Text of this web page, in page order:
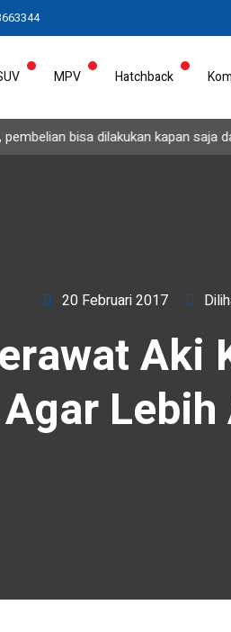
MPV Hatchback
bisa dilakukan kapan saja dan
20 Februari 2017
Aki
Agar Lebih